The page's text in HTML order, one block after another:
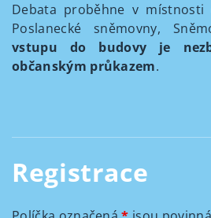
Debata proběhne v
Poslanecké sněmovny,
vstupu do budovy je
občanským průkazem.
Registrace